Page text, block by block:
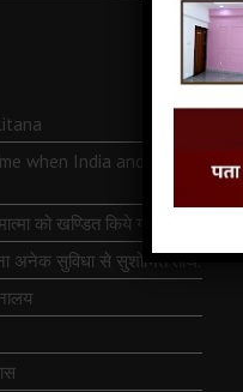
when India and
को खण्डित किये गये
अनेक सुविधा से सुशोभित तीर्थ.